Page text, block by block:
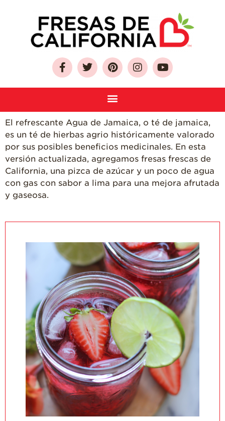
Sobre Las Fresas de
California
Como Seleccionar
y Almacenar
Fresas
Preguntas
Frecuentes
Salud y Bienestar
Para Profesionales
de Salud
Recetas
¡Come Más Snacks!
Postres
Smoothies y
Bebidas
Ensaladas
Desayuno
Platillo Principal
Recetas Festivas
El refrescante Agua de Jamaica, o té de jamaica,
es un té de hierbas agrio históricamente valorado
por sus posibles beneficios medicinales. En esta
versión actualizada, agregamos fresas frescas de
California, una pizca de azúcar y un poco de agua
con gas con sabor a lima para una mejora afrutada
y gaseosa.